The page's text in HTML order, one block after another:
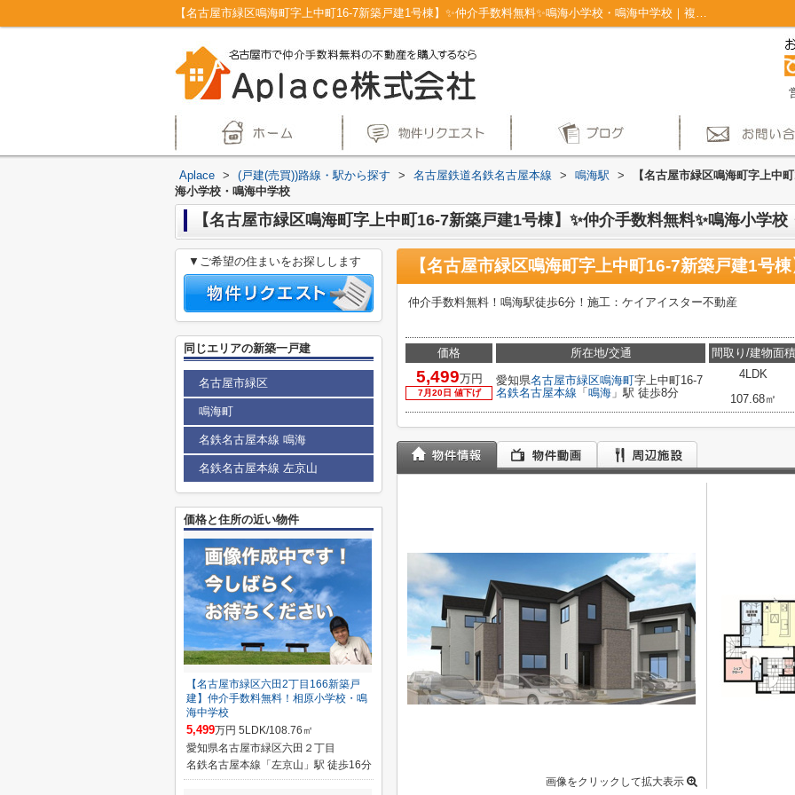
【名古屋市緑区鳴海町字上中町16-7新築戸建1号棟】✨️仲介手数料無料✨️鳴海小学校・鳴海中学校｜複層ガラス ＴＶモニタ付インターホン 浄水器 外壁サイディング フラット３５Sに対応｜仲介手数料無料！名古屋市で新築戸建てを探すならAplace
Aplace > (戸建(売買))路線・駅から探す > 名古屋鉄道名鉄名古屋本線 > 鳴海駅 >
【名古屋市緑区鳴海町字上中
海小学校・鳴海中学校
【名古屋市緑区鳴海町字上中町16-7新築戸建1号棟】✨️仲介手数料無料✨️鳴海小学校
仲介手数料無料！鳴海駅徒歩6分！施工：ケイアイスター不動産
価格
5,499万円
7月20日 値下げ
所在地/交通
愛知県名古屋市緑区鳴海町字上中町16-7
名鉄名古屋本線 「 鳴海 」駅 徒歩8分
間取り/建物面積
4LDK
107.68㎡
画像をクリックして拡大表示
▼ご希望の住まいをお探しします
同じエリアの新築一戸建
名古屋市緑区
鳴海町
名鉄名古屋本線 鳴海
名鉄名古屋本線 左京山
価格と住所の近い物件
【名古屋市緑区六田2丁目166新築戸
建】仲介手数料無料！相原小学校・鳴
海中学校
5,499万円 5LDK/108.76㎡
愛知県名古屋市緑区六田２丁目
名鉄名古屋本線「左京山」駅 徒歩16分